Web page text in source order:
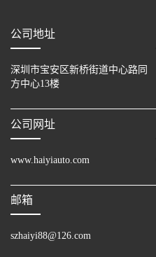
公司地址
深圳市宝安区新桥街道中心路同
方中心13楼
公司网址
www.haiyiauto.com
邮箱
szhaiyi88@126.com